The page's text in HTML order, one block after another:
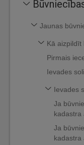
Jaunas
Kā aizpildīt
Pirmais
Ievades
Ievades
Ja
kadastra
Ja
kadastra